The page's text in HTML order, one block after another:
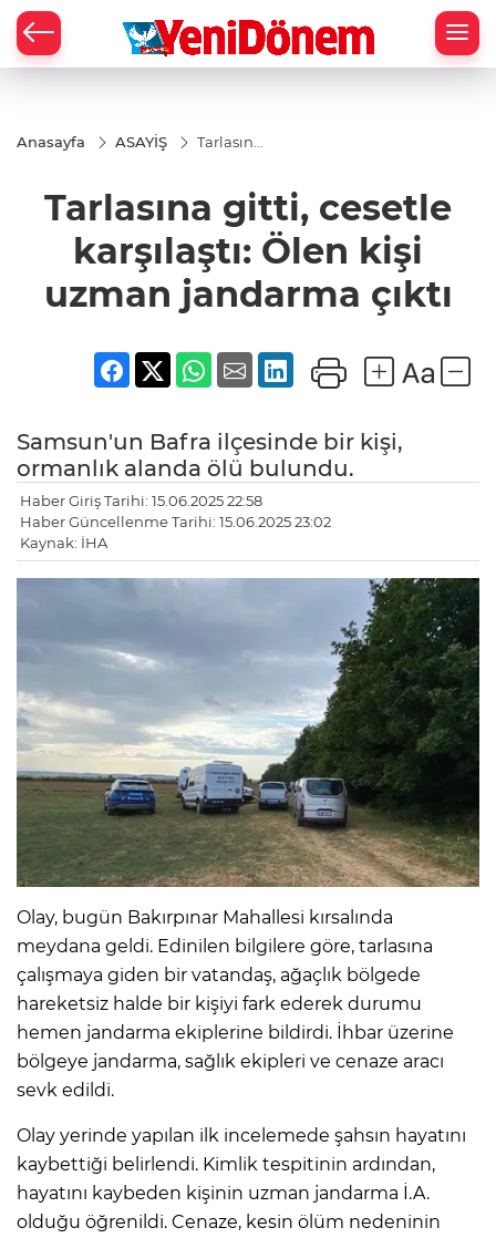
Anasayfa ASAYİŞ
Tarlasına
karşılaştı:
Ölen kişi
uzman
jandarma
çıktı
Tarlasına gitti, cesetle
karşılaştı: Ölen kişi
uzman jandarma çıktı
Samsun'un Bafra ilçesinde bir kişi,
ormanlık alanda ölü bulundu.
Haber Giriş Tarihi: 15.06.2025 22:58
Haber Güncellenme Tarihi: 15.06.2025 23:02
Kaynak: İHA
Olay, bugün Bakırpınar Mahallesi kırsalında
meydana geldi. Edinilen bilgilere göre, tarlasına
çalışmaya giden bir vatandaş, ağaçlık bölgede
hareketsiz halde bir kişiyi fark ederek durumu
hemen jandarma ekiplerine bildirdi. İhbar üzerine
bölgeye jandarma, sağlık ekipleri ve cenaze aracı
sevk edildi.
Olay yerinde yapılan ilk incelemede şahsın hayatını
kaybettiği belirlendi. Kimlik tespitinin ardından,
hayatını kaybeden kişinin uzman jandarma İ.A.
olduğu öğrenildi. Cenaze, kesin ölüm nedeninin